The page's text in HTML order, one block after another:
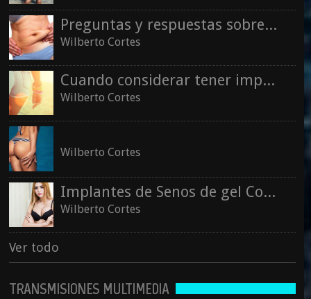
See all Preguntas y respuestas sobre la liposucción
Wilberto Cortes
Cuando considerar tener implantes de glúteos
Wilberto Cortes
Wilberto Cortes
Implantes de Senos de gel Cohesivo
Wilberto Cortes
Ver todo
TRANSMISIONES MULTIMEDIA